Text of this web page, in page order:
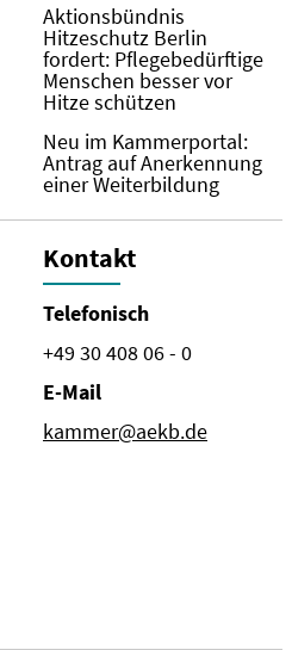
Aktionsbündnis
Hitzeschutz Berlin
fordert: Pflegebedürftige
Menschen besser vor
Hitze schützen
Neu im Kammerportal:
Antrag auf Anerkennung
einer Weiterbildung
Kontakt
Telefonisch
+49 30 408 06 - 0
E-Mail
kammer@aekb.de